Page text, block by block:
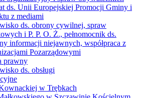
ds. Unii Europejskiej Promocji Gminy i
z mediami
ds. obrony cywilnej, spraw
i P. P. O. Ż., pełnomocnik ds.
informacji niejawnych, współpraca z
Pozarządowymi
prawny
ds. obsługi
w Trębkach